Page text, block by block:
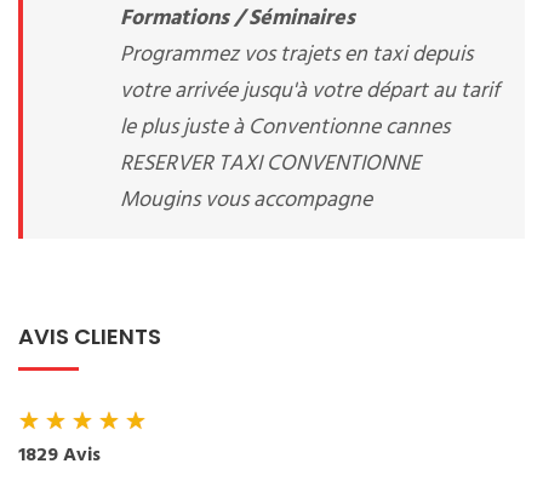
Formations / Séminaires
Programmez vos trajets en taxi depuis
votre arrivée jusqu'à votre départ au tarif
le plus juste à Conventionne cannes
RESERVER TAXI CONVENTIONNE
Mougins vous accompagne
AVIS CLIENTS
★★★★★
1829 Avis